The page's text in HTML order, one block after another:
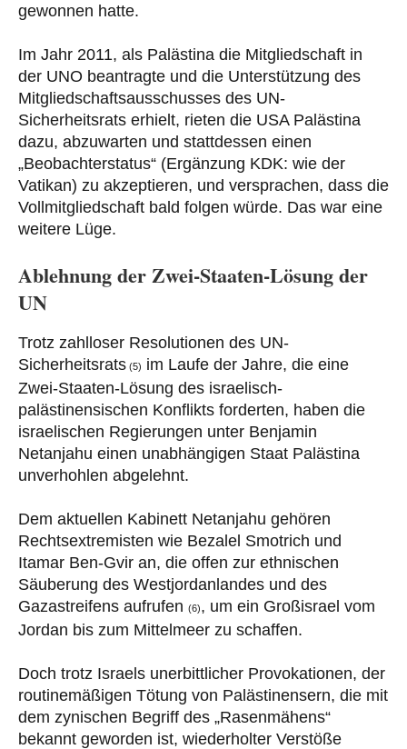
gewonnen hatte.
Im Jahr 2011, als Palästina die Mitgliedschaft in
der UNO beantragte und die Unterstützung des
Mitgliedschaftsausschusses des UN-
Sicherheitsrats erhielt, rieten die USA Palästina
dazu, abzuwarten und stattdessen einen
„Beobachterstatus“ (Ergänzung KDK: wie der
Vatikan) zu akzeptieren, und versprachen, dass die
Vollmitgliedschaft bald folgen würde. Das war eine
weitere Lüge.
Ablehnung der Zwei-Staaten-Lösung der
UN
Trotz zahlloser Resolutionen des UN-
Sicherheitsrats (5) im Laufe der Jahre, die eine
Zwei-Staaten-Lösung des israelisch-
palästinensischen Konflikts forderten, haben die
israelischen Regierungen unter Benjamin
Netanjahu einen unabhängigen Staat Palästina
unverhohlen abgelehnt.
Dem aktuellen Kabinett Netanjahu gehören
Rechtsextremisten wie Bezalel Smotrich und
Itamar Ben-Gvir an, die offen zur ethnischen
Säuberung des Westjordanlandes und des
Gazastreifens aufrufen (6), um ein Großisrael vom
Jordan bis zum Mittelmeer zu schaffen.
Doch trotz Israels unerbittlicher Provokationen, der
routinemäßigen Tötung von Palästinensern, die mit
dem zynischen Begriff des „Rasenmähens“
bekannt geworden ist, wiederholter Verstöße